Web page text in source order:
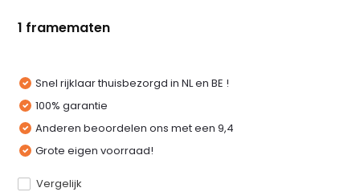
1 framematen
Snel rijklaar thuisbezorgd in NL en BE !
100% garantie
Anderen beoordelen ons met een 9,4
Grote eigen voorraad!
Vergelijk